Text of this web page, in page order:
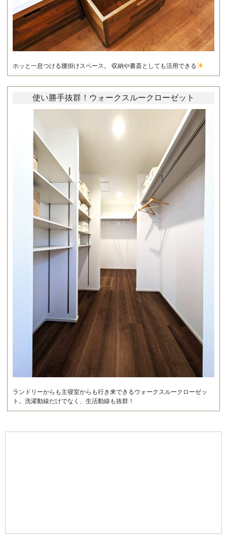
ホッと一息つける腰掛けスペース。 収納や書斎としても活用できる
使い勝手抜群！ウォークスルークローゼット
ランドリーからも主寝室からも行き来できるウォークスルークローゼッ
ト。洗濯動線だけでなく、生活動線も抜群！